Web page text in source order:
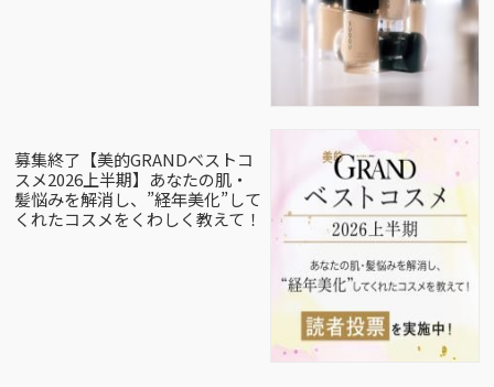
募集終了【美的GRANDベストコ
スメ2026上半期】あなたの肌・
髪悩みを解消し、”経年美化”して
くれたコスメをくわしく教えて！